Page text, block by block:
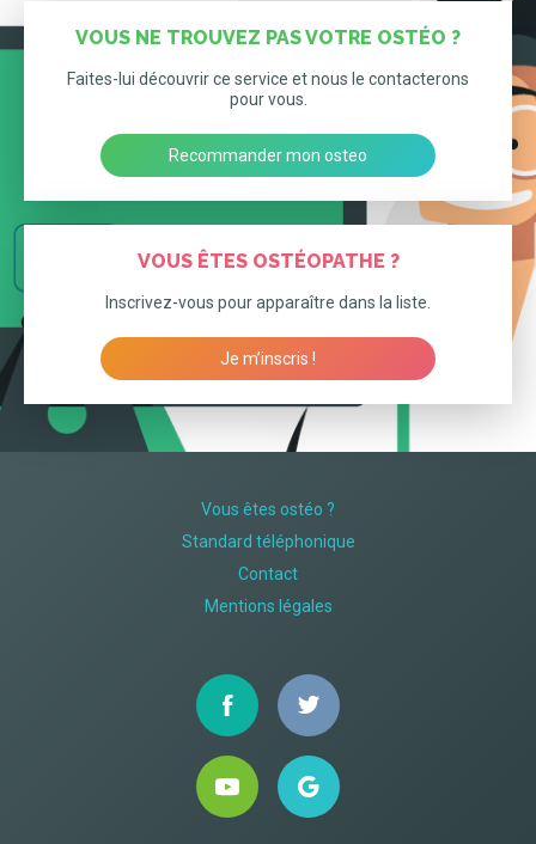
VOUS NE TROUVEZ PAS VOTRE OSTÉO ?
Faites-lui découvrir ce service et nous le contacterons
pour vous.
Recommander mon osteo
VOUS ÊTES OSTÉOPATHE ?
Inscrivez-vous pour apparaître dans la liste.
Je m’inscris !
Vous êtes ostéo ?
Standard téléphonique
Contact
Mentions légales